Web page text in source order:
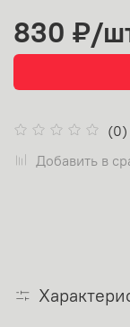
(0)
Добавить в
830 ₽/